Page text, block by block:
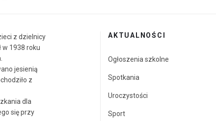
z dzielnicy
w 1938 roku
jesienią
z
dla
się przy
AKTUALNOŚCI
Ogłoszenia szkolne
Spotkania
Uroczystości
Sport